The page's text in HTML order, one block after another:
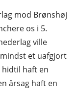
mod Brønshøj
os i 5.
ville
et uafgjort
hidtil haft en
årsag haft en